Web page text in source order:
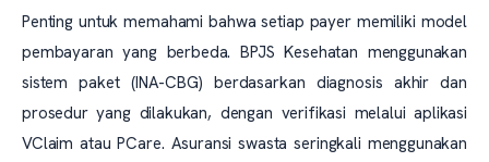
Penting untuk memahami bahwa setiap payer memiliki model
pembayaran yang berbeda. BPJS Kesehatan menggunakan
sistem paket (INA-CBG) berdasarkan diagnosis akhir dan
prosedur yang dilakukan, dengan verifikasi melalui aplikasi
VClaim atau PCare. Asuransi swasta seringkali menggunakan